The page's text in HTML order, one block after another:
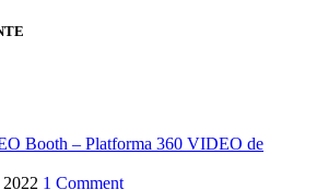
Booth – Platforma 360 VIDEO de
2022 1 Comment